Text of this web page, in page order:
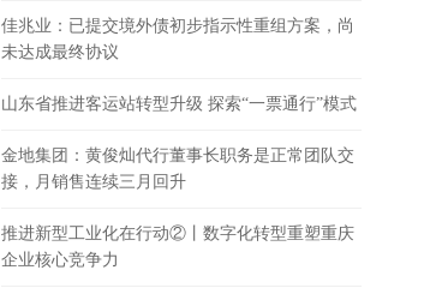
佳兆业：已提交境外债初步指示性重组方案，尚
未达成最终协议
山东省推进客运站转型升级 探索“一票通行”模式
金地集团：黄俊灿代行董事长职务是正常团队交
接，月销售连续三月回升
推进新型工业化在行动②丨数字化转型重塑重庆
企业核心竞争力